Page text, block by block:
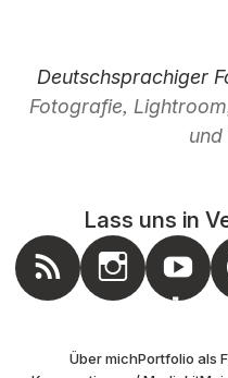
Deutschsprachiger
Fotografie,
und
Lass uns in
Über michPortfolio als